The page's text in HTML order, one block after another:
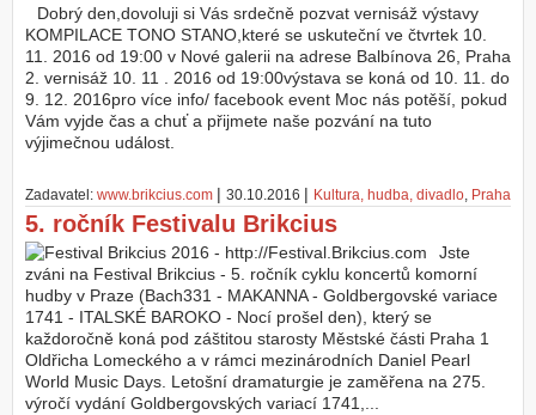
Dobrý den,dovoluji si Vás srdečně pozvat vernisáž výstavy
KOMPILACE TONO STANO,které se uskuteční ve čtvrtek 10.
11. 2016 od 19:00 v Nové galerii na adrese Balbínova 26, Praha
2. vernisáž 10. 11 . 2016 od 19:00výstava se koná od 10. 11. do
9. 12. 2016pro více info/ facebook event Moc nás potěší, pokud
Vám vyjde čas a chuť a přijmete naše pozvání na tuto
výjimečnou událost.
Zadavatel: www.brikcius.com | 30.10.2016 | Kultura, hudba, divadlo, Praha
5. ročník Festivalu Brikcius
Jste
zváni na Festival Brikcius - 5. ročník cyklu koncertů komorní
hudby v Praze (Bach331 - MAKANNA - Goldbergovské variace
1741 - ITALSKÉ BAROKO - Nocí prošel den), který se
každoročně koná pod záštitou starosty Městské části Praha 1
Oldřicha Lomeckého a v rámci mezinárodních Daniel Pearl
World Music Days. Letošní dramaturgie je zaměřena na 275.
výročí vydání Goldbergovských variací 1741,...